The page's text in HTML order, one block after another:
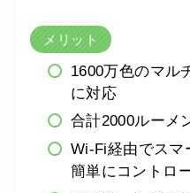
メリット
1600万色のマル
に対応
合計2000ルーメ
Wi-Fi経由でスマ
簡単にコントロ